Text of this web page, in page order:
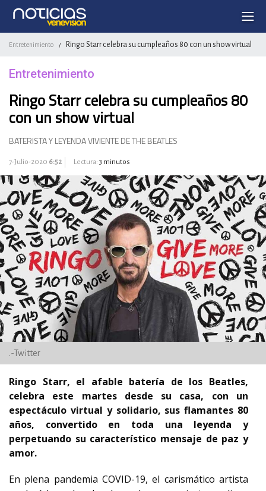
Entretenimiento / Ringo Starr celebra su cumpleaños 80 con un show virtual
Entretenimiento
Ringo Starr celebra su cumpleaños 80
con un show virtual
BATERISTA Y LEYENDA VIVIENTE DE THE BEATLES
7-Julio-2020 6:52 Lectura: 3 minutos
.-Twitter
Ringo Starr, el afable batería de los Beatles,
celebra este martes desde su casa, con un
espectáculo virtual y solidario, sus flamantes 80
años, convertido en toda una leyenda y
perpetuando su característico mensaje de paz y
amor.
En plena pandemia COVID-19, el carismático artista